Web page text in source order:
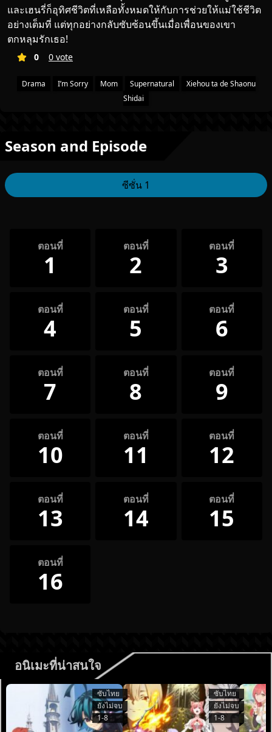
และเฮนรี่ก็อุทิศชีวิตที่เหลือทั้งหมดให้กับการช่วยให้แม่ใช้ชีวิต
อย่างเต็มที่ แต่ทุกอย่างกลับซับซ้อนขึ้นเมื่อเพื่อนของเขา
ตกหลุมรักเธอ!
0 0 vote
Drama I’m Sorry Mom Supernatural
Xiehou ta de Shaonu
Shidai
Season and Episode
ซีซั่น 1
ตอนที่
1
ตอนที่
2
ตอนที่
3
ตอนที่
4
ตอนที่
5
ตอนที่
6
ตอนที่
7
ตอนที่
8
ตอนที่
9
ตอนที่
10
ตอนที่
11
ตอนที่
12
ตอนที่
13
ตอนที่
14
ตอนที่
15
ตอนที่
16
อนิเมะที่น่าสนใจ
ซับไทย
ยังไม่จบ
1-8
ซับไทย
ยังไม่จบ
1-8